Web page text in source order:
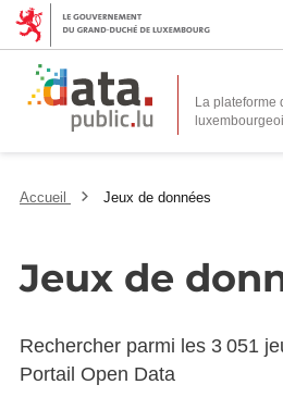
La plateforme
Accueil Jeux de données
Jeux de
Rechercher parmi les 3 051
Portail Open Data